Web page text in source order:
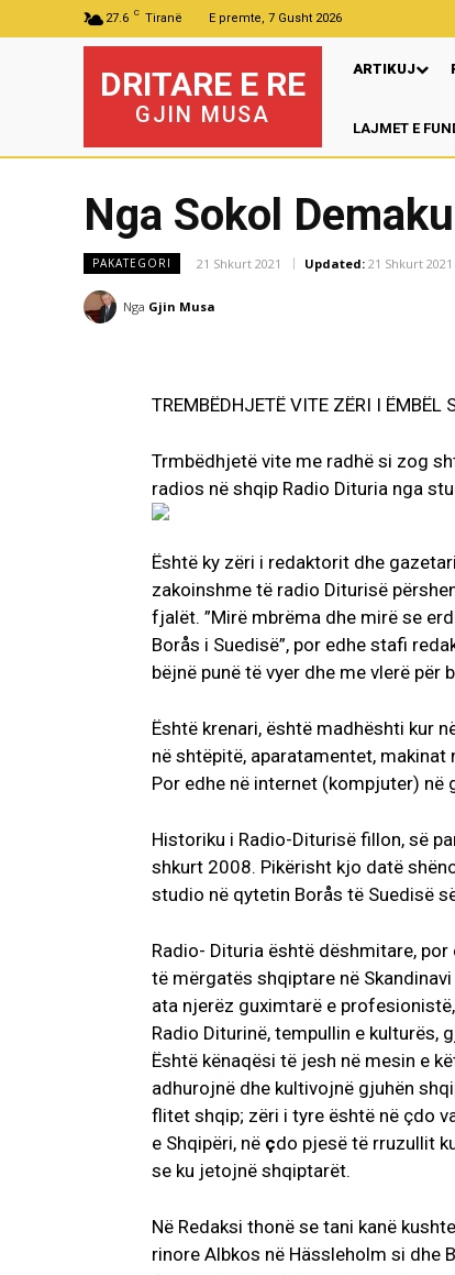
27.6 C Tiranë E premte, 7 Gusht 2026
DRITARE E RE
GJIN MUSA
ARTIKUJ
LAJMET E
Nga Sokol Demaku
PAKATEGORI 21 Shkurt 2021 Updated: 21 Shkurt 2021
Nga Gjin Musa
TREMBËDHJETË VITE ZËRI I ËMBËL
Trmbëdhjetë vite me radhë si zog
radios në shqip Radio Dituria nga
Është ky zëri i redaktorit dhe
zakoinshme të radio Diturisë
fjalët. ”Mirë mbrëma dhe mirë se
Borås i Suedisë”, por edhe stafi
bëjnë punë të vyer dhe me vlerë për
Është krenari, është madhështi kur
në shtëpitë, aparatamentet, makinat
Por edhe në internet (kompjuter)
Historiku i Radio-Diturisë fillon, së
shkurt 2008. Pikërisht kjo datë
studio në qytetin Borås të Suedisë
Radio- Dituria është dëshmitare,
të mërgatës shqiptare në
ata njerëz guximtarë e
Radio Diturinë, tempullin e kulturës,
Është kënaqësi të jesh në mesin e
adhurojnë dhe kultivojnë gjuhën
flitet shqip; zëri i tyre është në çdo
e Shqipëri, në çdo pjesë të rruzullit
se ku jetojnë shqiptarët.
Në Redaksi thonë se tani kanë
rinore Albkos në Hässleholm si dhe